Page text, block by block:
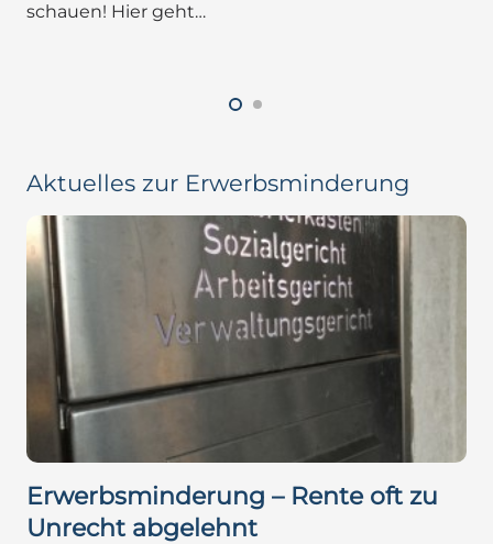
schauen! Hier geht…
Aktuelles zur Erwerbsminderung
Erwerbsminderung – Rente oft zu
Unrecht abgelehnt